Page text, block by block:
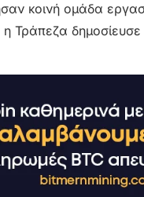
κοινή ομάδα
Τράπεζα